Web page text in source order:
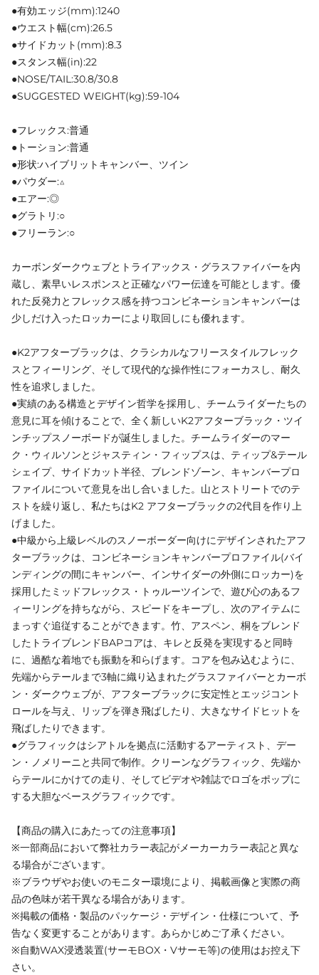
●有効エッジ(mm):1240
●ウエスト幅(cm):26.5
●サイドカット(mm):8.3
●スタンス幅(in):22
●NOSE/TAIL:30.8/30.8
●SUGGESTED WEIGHT(kg):59-104
●フレックス:普通
●トーション:普通
●形状:ハイブリットキャンバー、ツイン
●パウダー:△
●エアー:◎
●グラトリ:○
●フリーラン:○
カーボンダークウェブとトライアックス・グラスファイバーを内
蔵し、素早いレスポンスと正確なパワー伝達を可能とします。優
れた反発力とフレックス感を持つコンビネーションキャンバーは
少しだけ入ったロッカーにより取回しにも優れます。
●K2アフターブラックは、クラシカルなフリースタイルフレック
スとフィーリング、そして現代的な操作性にフォーカスし、耐久
性を追求しました。
●実績のある構造とデザイン哲学を採用し、チームライダーたちの
意見に耳を傾けることで、全く新しいK2アフターブラック・ツイ
ンチップスノーボードが誕生しました。チームライダーのマー
ク・ウィルソンとジャスティン・フィップスは、ティップ&テール
シェイプ、サイドカット半径、ブレンドゾーン、キャンバープロ
ファイルについて意見を出し合いました。山とストリートでのテ
ストを繰り返し、私たちはK2 アフターブラックの2代目を作り上
げました。
●中級から上級レベルのスノーボーダー向けにデザインされたアフ
ターブラックは、コンビネーションキャンバープロファイル(バイ
ンディングの間にキャンバー、インサイダーの外側にロッカー)を
採用したミッドフレックス・トゥルーツインで、遊び心のあるフ
ィーリングを持ちながら、スピードをキープし、次のアイテムに
まっすぐ追従することができます。竹、アスペン、桐をブレンド
したトライブレンドBAPコアは、キレと反発を実現すると同時
に、過酷な着地でも振動を和らげます。コアを包み込むように、
先端からテールまで3軸に織り込まれたグラスファイバーとカーボ
ン・ダークウェブが、アフターブラックに安定性とエッジコント
ロールを与え、リップを弾き飛ばしたり、大きなサイドヒットを
飛ばしたりできます。
●グラフィックはシアトルを拠点に活動するアーティスト、デー
ン・ノメリーニと共同で制作。クリーンなグラフィック、先端か
らテールにかけての走り、そしてビデオや雑誌でロゴをポップに
する大胆なベースグラフィックです。
【商品の購入にあたっての注意事項】
※一部商品において弊社カラー表記がメーカーカラー表記と異な
る場合がございます。
※ブラウザやお使いのモニター環境により、掲載画像と実際の商
品の色味が若干異なる場合があります。
※掲載の価格・製品のパッケージ・デザイン・仕様について、予
告なく変更することがあります。あらかじめご了承ください。
※自動WAX浸透装置(サーモBOX・Vサーモ等)の使用はお控え下
さい。